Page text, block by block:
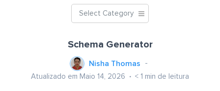
Select Category
Schema Generator
Nisha Thomas
Atualizado em Maio 14, 2026 < 1 min de leitura